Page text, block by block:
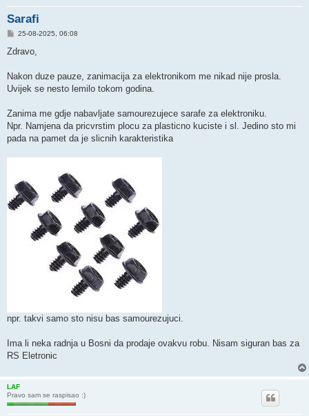
Sarafi
P
s
25-08-2025, 06:08
Zdravo,
Nakon duze pauze, zanimacija za elektronikom me nikad nije prosla.
Uvijek se nesto lemilo tokom godina.
Zanima me gdje nabavljate samourezujece sarafe za elektroniku.
Npr. Namjena da pricvrstim plocu za plasticno kuciste i sl. Jedino sto mi
pada na pamet da je slicnih karakteristika
npr. takvi samo sto nisu bas samourezujuci.
Ima li neka radnja u Bosni da prodaje ovakvu robu. Nisam siguran bas za
RS Eletronic
LAF
Pravo sam se raspisao :)